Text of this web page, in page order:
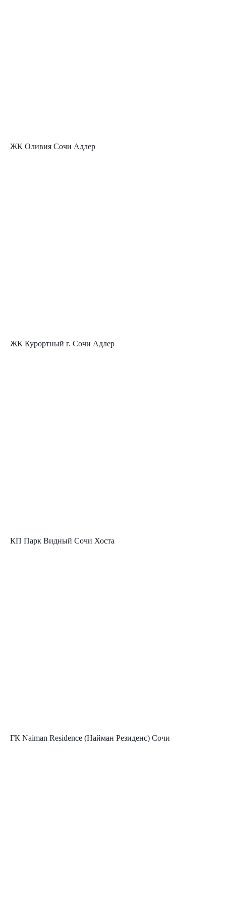
ЖК Оливия Сочи Адлер
ЖК Курортный г. Сочи Адлер
КП Парк Видный Сочи Хоста
ГК Naiman Residence (Найман Резиденс) Сочи